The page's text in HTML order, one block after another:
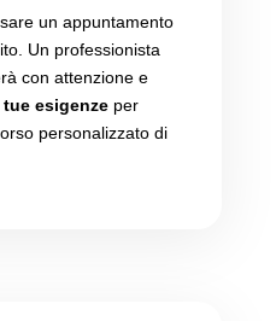
un appuntamento
Un professionista
con attenzione e
esigenzeper
personalizzato di